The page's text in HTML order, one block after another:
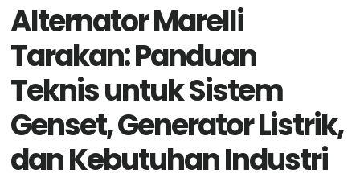
Alternator Marelli
Tarakan: Panduan
Teknis untuk Sistem
Genset, Generator Listrik,
dan Kebutuhan Industri